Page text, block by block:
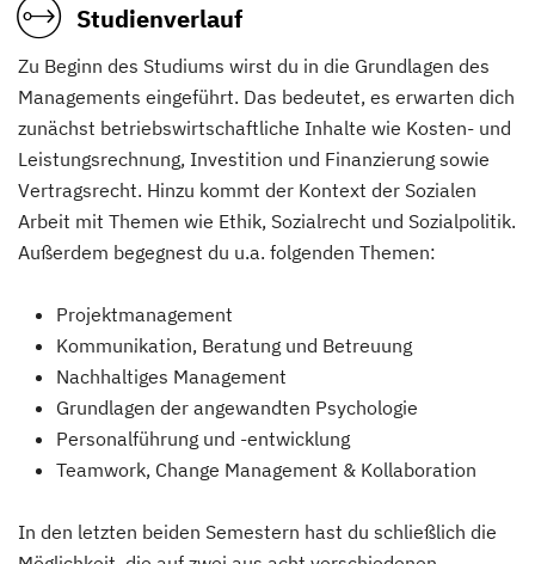
Studienverlauf
Zu Beginn des Studiums wirst du in die Grundlagen des
Managements eingeführt. Das bedeutet, es erwarten dich
zunächst betriebswirtschaftliche Inhalte wie Kosten- und
Leistungsrechnung, Investition und Finanzierung sowie
Vertragsrecht. Hinzu kommt der Kontext der Sozialen
Arbeit mit Themen wie Ethik, Sozialrecht und Sozialpolitik.
Außerdem begegnest du u.a. folgenden Themen:
Projektmanagement
Kommunikation, Beratung und Betreuung
Nachhaltiges Management
Grundlagen der angewandten Psychologie
Personalführung und -entwicklung
Teamwork, Change Management & Kollaboration
In den letzten beiden Semestern hast du schließlich die